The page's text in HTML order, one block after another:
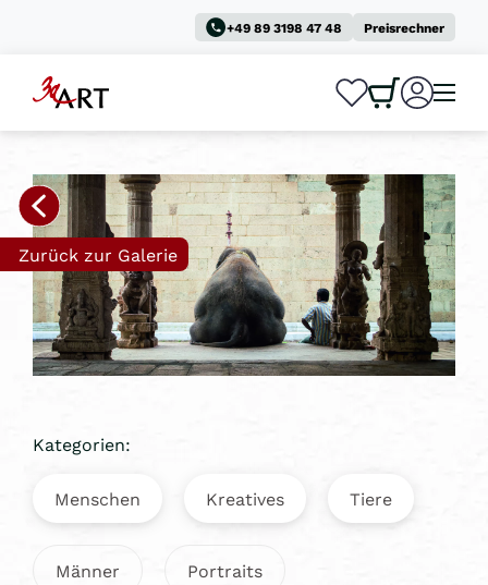
+49 89 3198 47 48 Preisrechner
0
Zurück zur Galerie
Kategorien:
Menschen Kreatives Tiere
Männer Portraits